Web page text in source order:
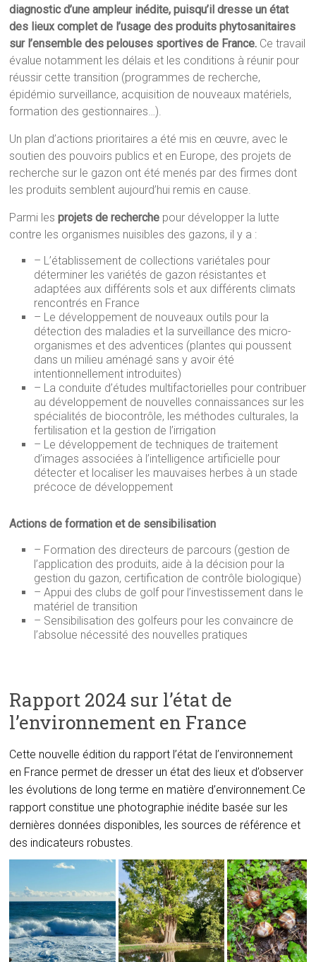
diagnostic d’une ampleur inédite, puisqu’il dresse un état
des lieux complet de l’usage des produits phytosanitaires
sur l’ensemble des pelouses sportives de France. Ce travail
évalue notamment les délais et les conditions à réunir pour
réussir cette transition (programmes de recherche,
épidémio surveillance, acquisition de nouveaux matériels,
formation des gestionnaires…).
Un plan d’actions prioritaires a été mis en œuvre, avec le
soutien des pouvoirs publics et en Europe, des projets de
recherche sur le gazon ont été menés par des firmes dont
les produits semblent aujourd’hui remis en cause.
Parmi lesprojets de recherche pour développer la lutte
contre les organismes nuisibles des gazons, il y a :
– L’établissement de collections variétales pour
déterminer les variétés de gazon résistantes et
adaptées aux différents sols et aux différents climats
rencontrés en France
– Le développement de nouveaux outils pour la
détection des maladies et la surveillance des micro-
organismes et des adventices (plantes qui poussent
dans un milieu aménagé sans y avoir été
intentionnellement introduites)
– La conduite d’études multifactorielles pour contribuer
au développement de nouvelles connaissances sur les
spécialités de biocontrôle, les méthodes culturales, la
fertilisation et la gestion de l’irrigation
– Le développement de techniques de traitement
d’images associées à l’intelligence artificielle pour
détecter et localiser les mauvaises herbes à un stade
précoce de développement
Actions de formation et de sensibilisation
– Formation des directeurs de parcours (gestion de
l’application des produits, aide à la décision pour la
gestion du gazon, certification de contrôle biologique)
– Appui des clubs de golf pour l’investissement dans le
matériel de transition
– Sensibilisation des golfeurs pour les convaincre de
l’absolue nécessité des nouvelles pratiques
Rapport 2024 sur l’état de
l’environnement en France
Cette nouvelle édition du rapport l’état de l’environnement
en France permet de dresser un état des lieux et d’observer
les évolutions de long terme en matière d’environnement.Ce
rapport constitue une photographie inédite basée sur les
dernières données disponibles, les sources de référence et
des indicateurs robustes.